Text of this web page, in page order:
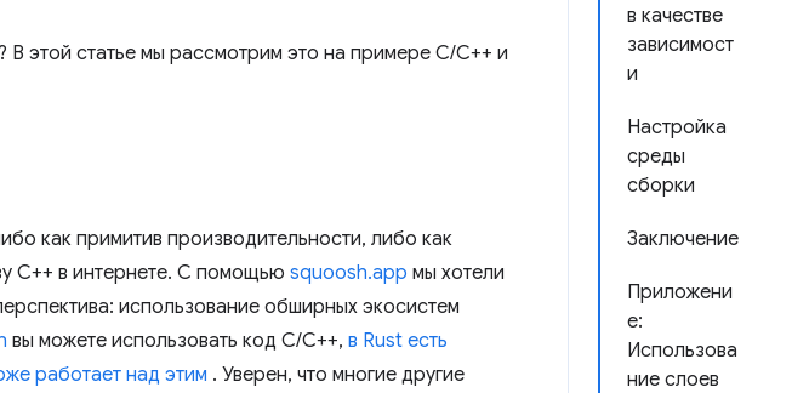
в качестве
зависимост
и
Настройка
среды
сборки
Заключение
Приложени
е:
Использова
ние слоев
В этой статье мы рассмотрим это на примере C/C++ и
как примитив производительности, либо как
C++ в интернете. С помощью squoosh.app мы хотели
использование обширных экосистем
вы можете использовать код C/C++, в Rust есть
работает над этим . Уверен, что многие другие